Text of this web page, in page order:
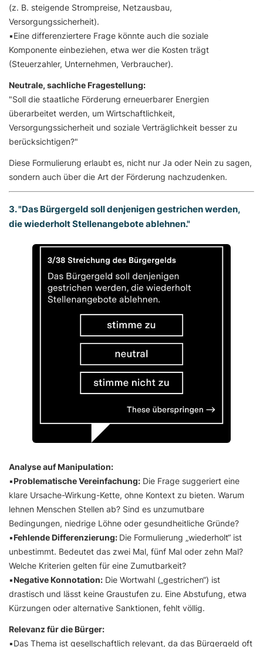
(z. B. steigende Strompreise, Netzausbau,
Versorgungssicherheit).
▪️Eine differenziertere Frage könnte auch die soziale
Komponente einbeziehen, etwa wer die Kosten trägt
(Steuerzahler, Unternehmen, Verbraucher).
Neutrale, sachliche Fragestellung:
"Soll die staatliche Förderung erneuerbarer Energien
überarbeitet werden, um Wirtschaftlichkeit,
Versorgungssicherheit und soziale Verträglichkeit besser zu
berücksichtigen?"
Diese Formulierung erlaubt es, nicht nur Ja oder Nein zu sagen,
sondern auch über die Art der Förderung nachzudenken.
3. "Das Bürgergeld soll denjenigen gestrichen werden,
die wiederholt Stellenangebote ablehnen."
Analyse auf Manipulation:
▪️Problematische Vereinfachung: Die Frage suggeriert eine
klare Ursache-Wirkung-Kette, ohne Kontext zu bieten. Warum
lehnen Menschen Stellen ab? Sind es unzumutbare
Bedingungen, niedrige Löhne oder gesundheitliche Gründe?
▪️Fehlende Differenzierung: Die Formulierung „wiederholt“ ist
unbestimmt. Bedeutet das zwei Mal, fünf Mal oder zehn Mal?
Welche Kriterien gelten für eine Zumutbarkeit?
▪️Negative Konnotation: Die Wortwahl („gestrichen“) ist
drastisch und lässt keine Graustufen zu. Eine Abstufung, etwa
Kürzungen oder alternative Sanktionen, fehlt völlig.
Relevanz für die Bürger:
▪️Das Thema ist gesellschaftlich relevant, da das Bürgergeld oft